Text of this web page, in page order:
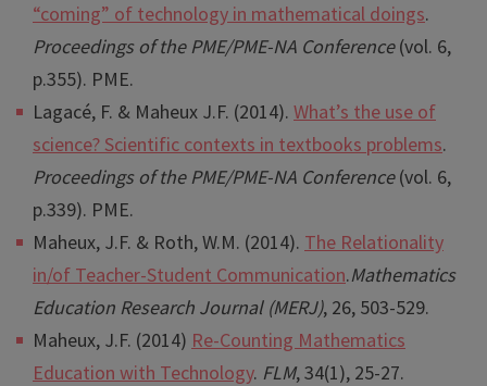
“coming” of technology in mathematical doings.
Proceedings of the PME/PME-NA Conference(vol. 6,
p.355). PME.
Lagacé, F. & Maheux J.F. (2014). What’s the use of
science? Scientific contexts in textbooks problems.
Proceedings of the PME/PME-NA Conference(vol. 6,
p.339). PME.
Maheux, J.F. & Roth, W.M. (2014). The Relationality
in/of Teacher-Student Communication.Mathematics
Education Research Journal (MERJ), 26, 503-529.
Maheux, J.F. (2014) Re-Counting Mathematics
Education with Technology. FLM, 34(1), 25-27.